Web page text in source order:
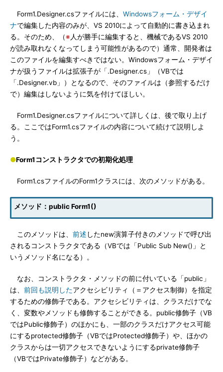
Form1.Designer.csファイルには、 Windowsフォーム・デザイ
ナで編集した内容のみが、VS 2010によって自動的に書き込まれ
る。そのため、（※ 人が勝手に編集すると、機械であるVS 2010
が読み取れなくなってしまう可能性があるので）通常、開発者は
このファイルを編集すべきではない。Windowsフォーム・デザイ
ナが扱うファイルは拡張子が「.Designer.cs」（VBでは
「.Designer.vb」）となるので、そのファイルは（参照するだけ
で）編集はしないように気を付けてほしい。
Form1.Designer.csファイルについて詳しくは、後で取り上げ
る。ここではForm1.csファイルの内容について続けて説明しよ
う。
●Form1コンストラクタでの初期化処理
Form1.csファイルのForm1クラスには、次のメソッドがある。
メソッド：public Form1()
このメソッドは、 前述 したnew演算子付きのメソッドで呼び出
されるコンストラクタである（VBでは「Public Sub New()」と
いうメソッド名になる）。
なお、コンストラクタ・メソッドの前に付いている「public」
は、 前回も説明したアクセシビリティ（＝アクセス制御）を指定
するための修飾子である。アクセシビリティは、クラスだけでな
く、変数やメソッドも修飾することができる。public修飾子（VB
ではPublic修飾子）のほかにも、一部のクラスだけアクセス可能
にするprotected修飾子（VBではProtected修飾子）や、ほかの
クラスからは一切アクセスできないようにするprivate修飾子
（VBではPrivate修飾子）などがある。